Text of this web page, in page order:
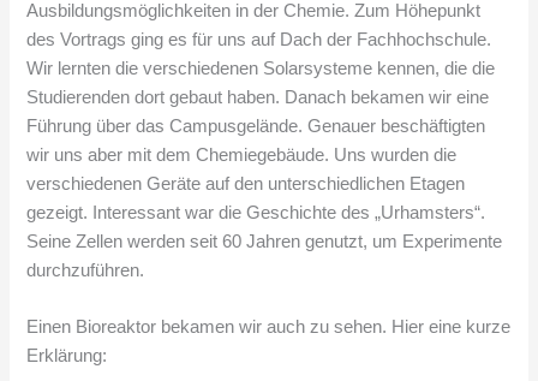
Ausbildungsmöglichkeiten in der Chemie. Zum Höhepunkt
des Vortrags ging es für uns auf Dach der Fachhochschule.
Wir lernten die verschiedenen Solarsysteme kennen, die die
Studierenden dort gebaut haben. Danach bekamen wir eine
Führung über das Campusgelände. Genauer beschäftigten
wir uns aber mit dem Chemiegebäude. Uns wurden die
verschiedenen Geräte auf den unterschiedlichen Etagen
gezeigt. Interessant war die Geschichte des „Urhamsters“.
Seine Zellen werden seit 60 Jahren genutzt, um Experimente
durchzuführen.
Einen Bioreaktor bekamen wir auch zu sehen. Hier eine kurze
Erklärung: